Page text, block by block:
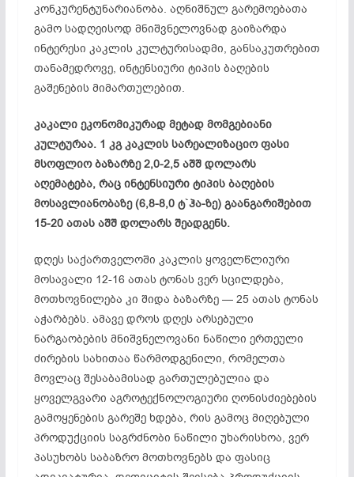
კონკურენტუნარიანობა. აღნიშნულ გარემოებათა
გამო სადღეისოდ მნიშვნელოვნად გაიზარდა
ინტერესი კაკლის კულტურისადმი, განსაკუთრებით
თანამედროვე, ინტენსიური ტიპის ბაღების
გაშენების მიმართულებით.
კაკალი ეკონომიკურად მეტად მომგებიანი
კულტურაა. 1 კგ კაკლის სარეალიზაციო ფასი
მსოფლიო ბაზარზე 2,0-2,5 აშშ დოლარს
აღემატება, რაც ინტენსიური ტიპის ბაღების
მოსავლიანობაზე (6,8-8,0 ტ`ჰა-ზე) გაანგარიშებით
15-20 ათას აშშ დოლარს შეადგენს.
დღეს საქართველოში კაკლის ყოველწლიური
მოსავალი 12-16 ათას ტონას ვერ სცილდება,
მოთხოვნილება კი შიდა ბაზარზე — 25 ათას ტონას
აჭარბებს. ამავე დროს დღეს არსებული
ნარგაობების მნიშვნელოვანი ნაწილი ერთეული
ძირების სახითაა წარმოდგენილი, რომელთა
მოვლაც შესაბამისად გართულებულია და
ყოველგვარი აგროტექნოლოგიური ღონისძიებების
გამოყენების გარეშე ხდება, რის გამოც მიღებული
პროდუქციის საგრძნობი ნაწილი უხარისხოა, ვერ
პასუხობს საბაზრო მოთხოვნებს და ფასიც